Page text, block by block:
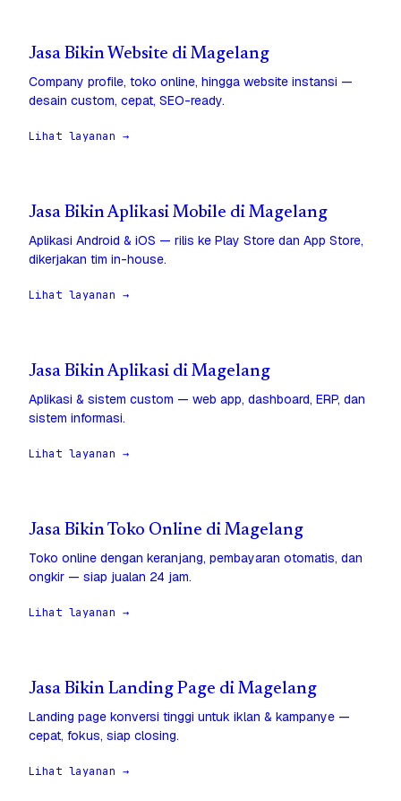
Jasa Bikin Website di Magelang
Company profile, toko online, hingga website instansi —
desain custom, cepat, SEO-ready.
Lihat layanan →
Jasa Bikin Aplikasi Mobile di Magelang
Aplikasi Android & iOS — rilis ke Play Store dan App Store,
dikerjakan tim in-house.
Lihat layanan →
Jasa Bikin Aplikasi di Magelang
Aplikasi & sistem custom — web app, dashboard, ERP, dan
sistem informasi.
Lihat layanan →
Jasa Bikin Toko Online di Magelang
Toko online dengan keranjang, pembayaran otomatis, dan
ongkir — siap jualan 24 jam.
Lihat layanan →
Jasa Bikin Landing Page di Magelang
Landing page konversi tinggi untuk iklan & kampanye —
cepat, fokus, siap closing.
Lihat layanan →